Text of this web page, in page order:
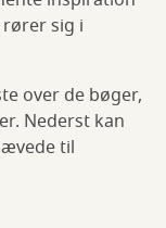
sig i
over de bøger,
Nederst kan
til